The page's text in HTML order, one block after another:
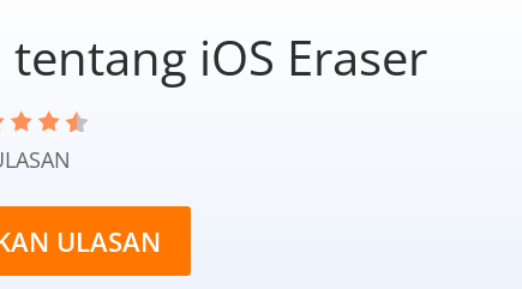
iOS Eraser
ULASAN